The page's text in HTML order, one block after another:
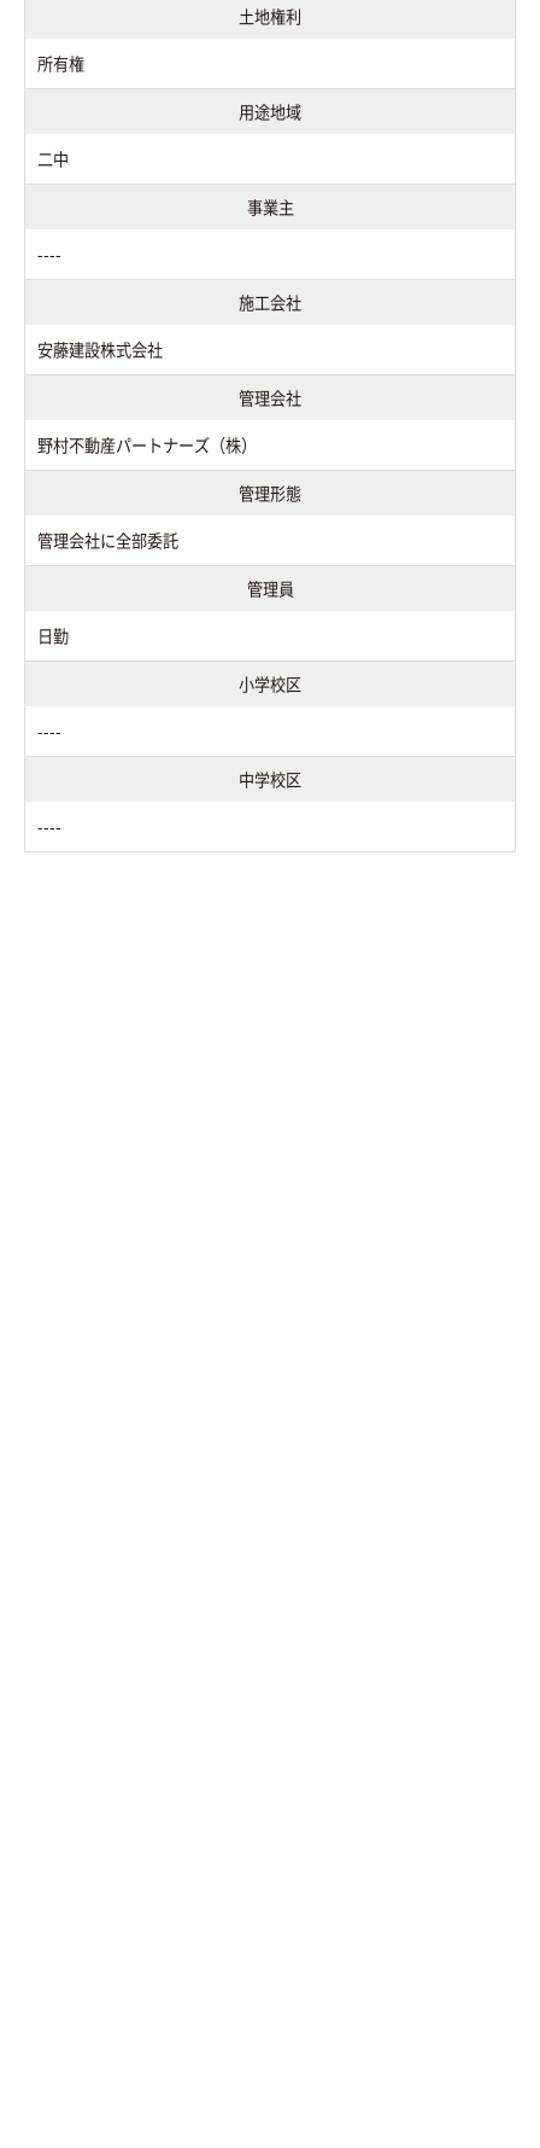
土地権利
所有権
用途地域
二中
事業主
----
施工会社
安藤建設株式会社
管理会社
野村不動産パートナーズ（株）
管理形態
管理会社に全部委託
管理員
日勤
小学校区
----
中学校区
----